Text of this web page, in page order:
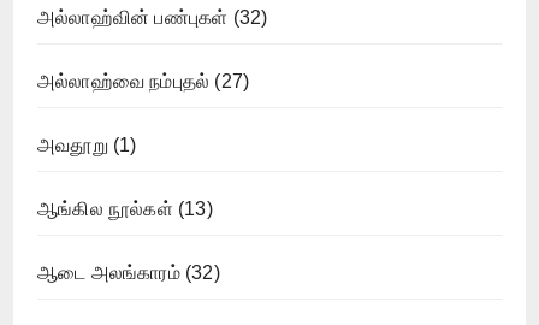
அல்லாஹ்வின் பண்புகள் (32)
அல்லாஹ்வை நம்புதல் (27)
அவதூறு (1)
ஆங்கில நூல்கள் (13)
ஆடை அலங்காரம்(32)